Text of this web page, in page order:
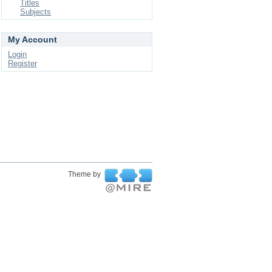
Titles
Subjects
My Account
Login
Register
Theme by